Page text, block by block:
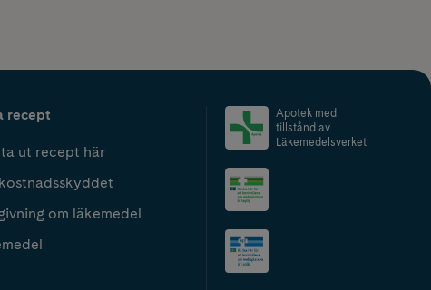
recept
ut recept här
om läkemedel
Apotek med
tillstånd av
Läkemedelsverket